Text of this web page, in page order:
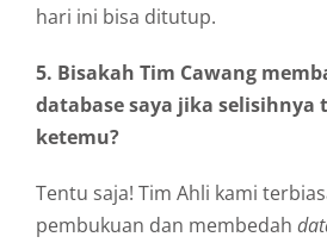
hari ini bisa ditutup.
5. Bisakah Tim Cawang
database saya jika
ketemu?
Tentu saja! Tim Ahli kami
pembukuan dan membedah